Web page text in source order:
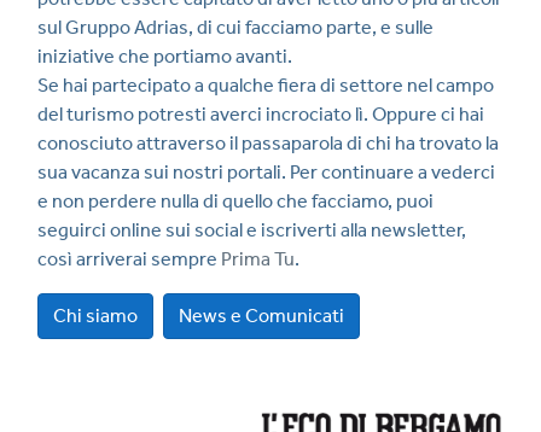
sul Gruppo Adrias, di cui facciamo parte, e sulle
iniziative che portiamo avanti.
Se hai partecipato a qualche fiera di settore nel campo
del turismo potresti averci incrociato lì. Oppure ci hai
conosciuto attraverso il passaparola di chi ha trovato la
sua vacanza sui nostri portali. Per continuare a vederci
e non perdere nulla di quello che facciamo, puoi
seguirci online sui social e iscriverti alla newsletter,
così arriverai sempre Prima Tu.
Chi siamo News e Comunicati